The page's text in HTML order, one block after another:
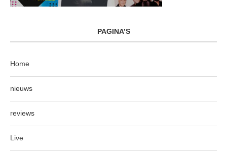
PAGINA’S
Home
nieuws
reviews
Live